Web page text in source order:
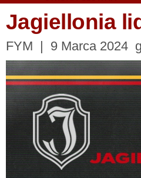
Jagiellonia
FYM | 9 Marca 2024